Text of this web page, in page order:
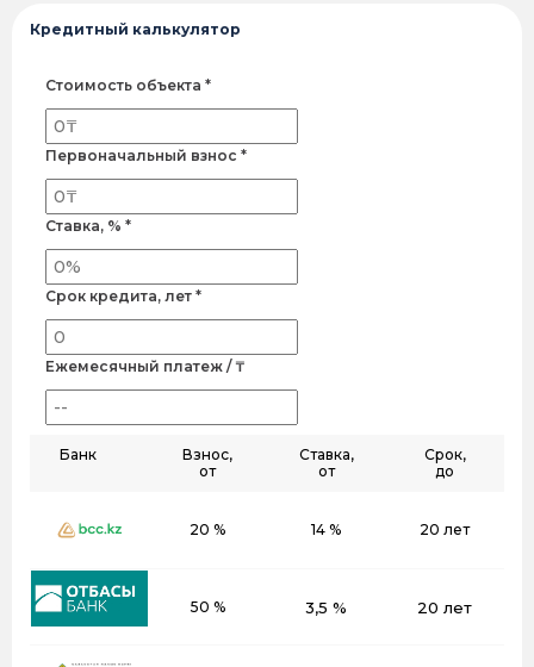
Кредитный калькулятор
Стоимость объекта *
Первоначальный взнос *
Ставка, % *
Срок кредита, лет *
Ежемесячный платеж / ₸
Банк
Взнос,
от
Ставка,
от
Срок,
до
20 % 14 % 20 лет
50 % 3,5 % 20 лет